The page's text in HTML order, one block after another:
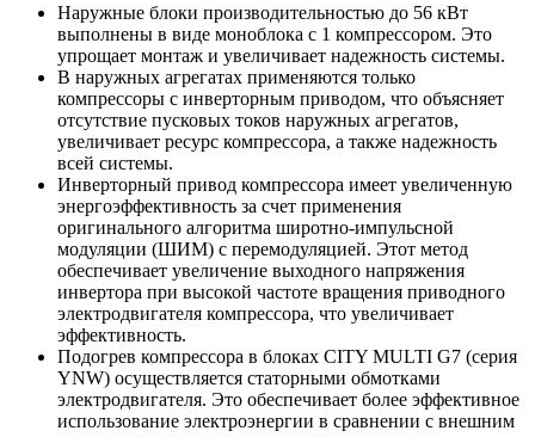
Наружные блоки производительностью до 56 кВт
выполнены в виде моноблока с 1 компрессором. Это
упрощает монтаж и увеличивает надежность системы.
В наружных агрегатах применяются только
компрессоры с инверторным приводом, что объясняет
отсутствие пусковых токов наружных агрегатов,
увеличивает ресурс компрессора, а также надежность
всей системы.
Инверторный привод компрессора имеет увеличенную
энергоэффективность за счет применения
оригинального алгоритма широтно-импульсной
модуляции (ШИМ) с перемодуляцией. Этот метод
обеспечивает увеличение выходного напряжения
инвертора при высокой частоте вращения приводного
электродвигателя компрессора, что увеличивает
эффективность.
Подогрев компрессора в блоках CITY MULTI G7 (серия
YNW) осуществляется статорными обмотками
электродвигателя. Это обеспечивает более эффективное
использование электроэнергии в сравнении с внешним